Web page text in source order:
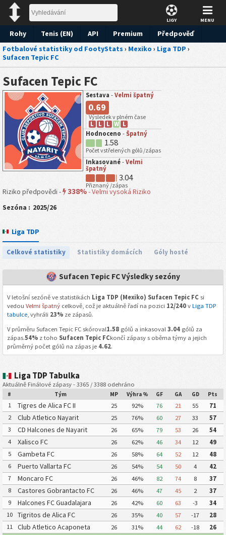
LIGY MENU
Rohy Tenis (EN) API Premium
Předpověď
Fotbalové statistiky od FootyStats › Mexiko › Liga TDP ›
Sufacen Tepic FC
Sufacen Tepic FC
Sestava - Velmi špatný
0.69
Výsledek v plném čase
L
L L W L
Hodnoceno - Špatný
1.58
Počet vstřelených gólů /zápas
Inkasované - Velmi
špatný
3.04
Přiznaný /zápas
Riziko předpovědi - 338%-Velmi vysoká Riziko
Sezóna : 2025/26
Liga TDP
Celkové statistiky Statistiky domácích Góly hosté
Sufacen Tepic FC Výsledky sezóny
V letošní sezóně ve statistikách Liga TDP (Mexiko) Sufacen Tepic FCsi
vedou Velmi špatnýcelkově, což je aktuálně řadí na pozici 12/240v Liga TDP
tabulce, vyhráli 23%ze zápasů.
V průměru Sufacen Tepic FC skóroval1.58gólů a inkasoval 3.04gólů za
zápas.54%z toho Sufacen Tepic FCkončí zápasy s oběma týmy a jejich
průměrný počet gólů na zápas je 4.62.
Liga TDP Tabulka
Aktuálně Finálové zápasy - 3365 / 3388 odehráno
# Tým MP Výhra % GF GA GD Pts
1 Tigres de Alica FC II 25 92% 76 21 55
71
2
Club Atletico Nayarit 25 76% 60 27 33
57
3
CD Halcones de Nayarit 26 65% 79 53 26
54
4
Xalisco FC 26 62% 46 34 12
49
5
Gambeta FC 26 58% 64 52 12
48
6
Puerto Vallarta FC 26 54% 54 50 4
42
7
Moncaro FC 26 46% 82 74 8
37
8
Castores Gobrantacto FC 26 46% 47 45 2
37
9
Halcones FC Guadalajara 26 42% 60 63 -3
34
10
Tigritos de Alica FC 26 35% 40 57 -17
28
11
Club Atletico Acaponeta 26 31% 44 62 -18
26